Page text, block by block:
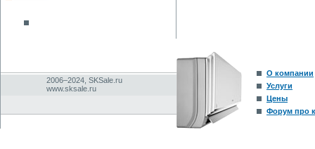
2006–2024, SKSale.ru
www.sksale.ru
О компании
Услуги
Цены
Форум про